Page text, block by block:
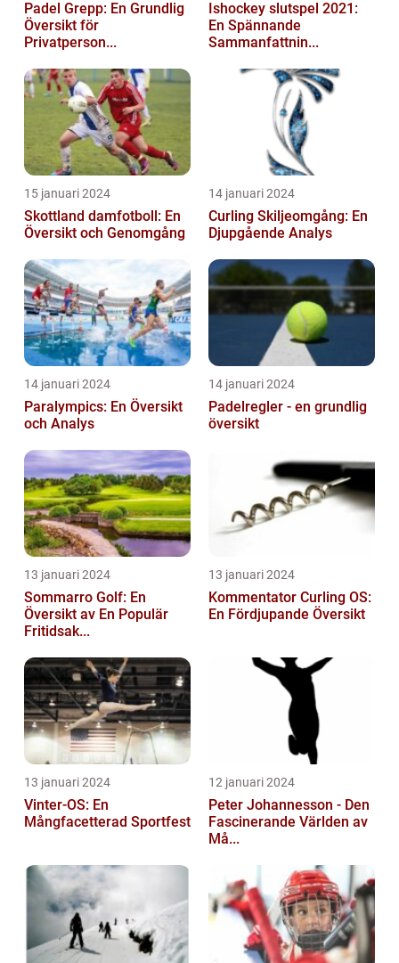
Padel Grepp: En Grundlig
Översikt för
Privatperson...
Ishockey slutspel 2021:
En Spännande
Sammanfattnin...
15 januari 2024
Skottland damfotboll: En
Översikt och Genomgång
14 januari 2024
Curling Skiljeomgång: En
Djupgående Analys
14 januari 2024
Paralympics: En Översikt
och Analys
14 januari 2024
Padelregler - en grundlig
översikt
13 januari 2024
Sommarro Golf: En
Översikt av En Populär
Fritidsak...
13 januari 2024
Kommentator Curling OS:
En Fördjupande Översikt
13 januari 2024
Vinter-OS: En
Mångfacetterad Sportfest
12 januari 2024
Peter Johannesson - Den
Fascinerande Världen av
Må...